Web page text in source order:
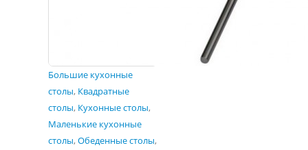
Большие кухонные
столы, Квадратные
столы, Кухонные столы,
Маленькие кухонные
столы,Обеденные столы,